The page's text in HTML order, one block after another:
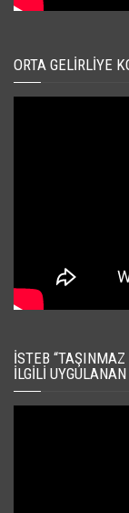
ORTA GELIRLIYE
İSTEB
İLGILI